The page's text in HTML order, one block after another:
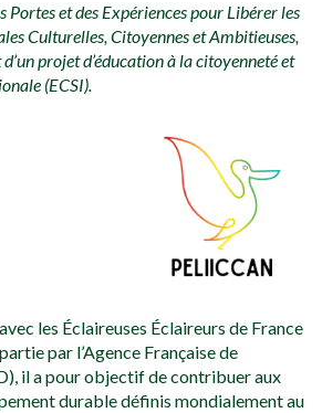
Portes et des Expériences pour Libérer les
Culturelles, Citoyennes et Ambitieuses,
projet d’éducation à la citoyenneté et
(ECSI).
les Éclaireuses Éclaireurs de France
par l’Agence Française de
il a pour objectif de contribuer aux
durable définis mondialement au